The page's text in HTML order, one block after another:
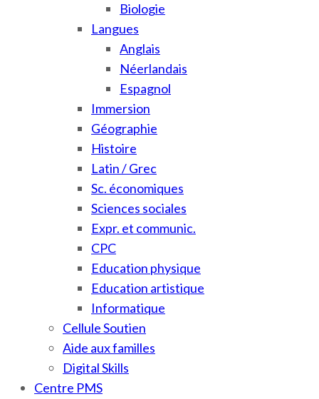
Biologie
Langues
Anglais
Néerlandais
Espagnol
Immersion
Géographie
Histoire
Latin / Grec
Sc. économiques
Sciences sociales
Expr. et communic.
CPC
Education physique
Education artistique
Informatique
Cellule Soutien
Aide aux familles
Digital Skills
Centre PMS